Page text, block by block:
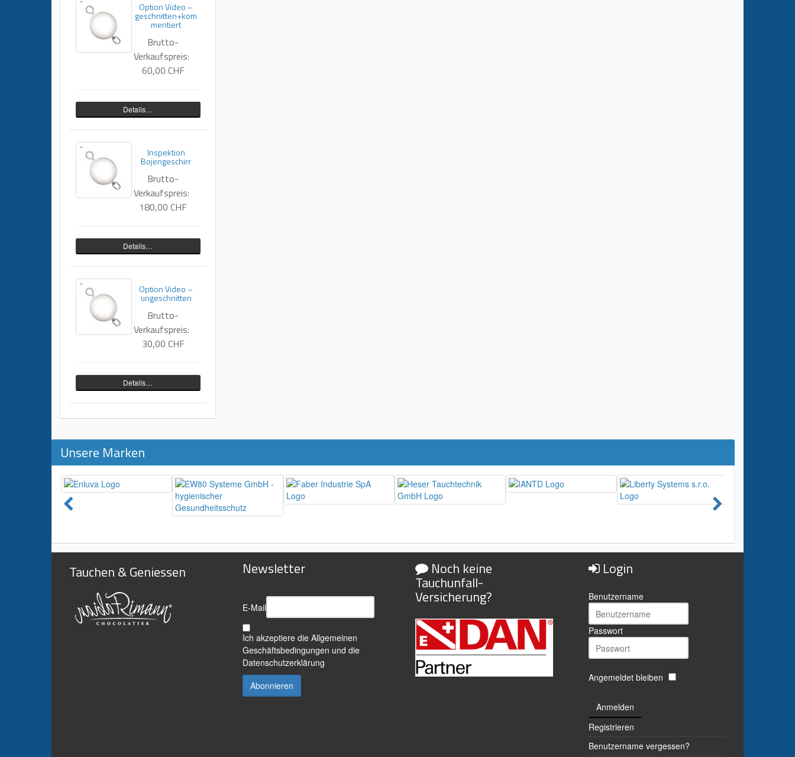
Option Video –
geschnitten+kom
mentiert
Brutto-
Verkaufspreis:
60,00 CHF
Details…
Inspektion
Bojengeschirr
Brutto-
Verkaufspreis:
180,00 CHF
Details…
Option Video –
ungeschnitten
Brutto-
Verkaufspreis:
30,00 CHF
Details…
Unsere Marken
Tauchen & Geniessen Newsletter
E-Mail
Ich akzeptiere die Allgemeinen
Geschäftsbedingungen und die
Datenschutzerklärung
Noch keine
Tauchunfall-
Versicherung?
Login
Benutzername
Passwort
Angemeldet bleiben
Anmelden
Registrieren
Benutzername vergessen?